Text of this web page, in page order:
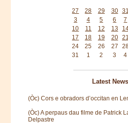
27
28 29 30 31
3
4 5 6 7
10
11 12 13
17
18 19 20 21
24
25 26 27
31
1 2 3 4
Latest News
(Òc) Cors e obradors d’occitan en
(Òc) A perpaus dau filme de Patrick
Delpastre